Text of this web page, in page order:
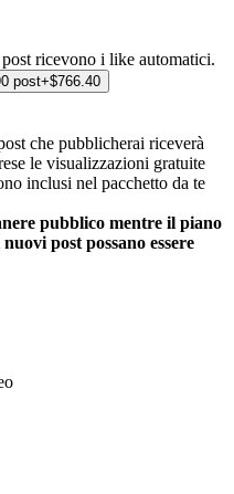
ricevono i like automatici.
post+$766.40
che pubblicherai riceverà
le visualizzazioni gratuite
inclusi nel pacchetto da te
pubblico mentre il piano
post possano essere